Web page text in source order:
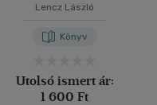
Lencz László
Könyv
Utolsó ismert ár:
1 600 Ft